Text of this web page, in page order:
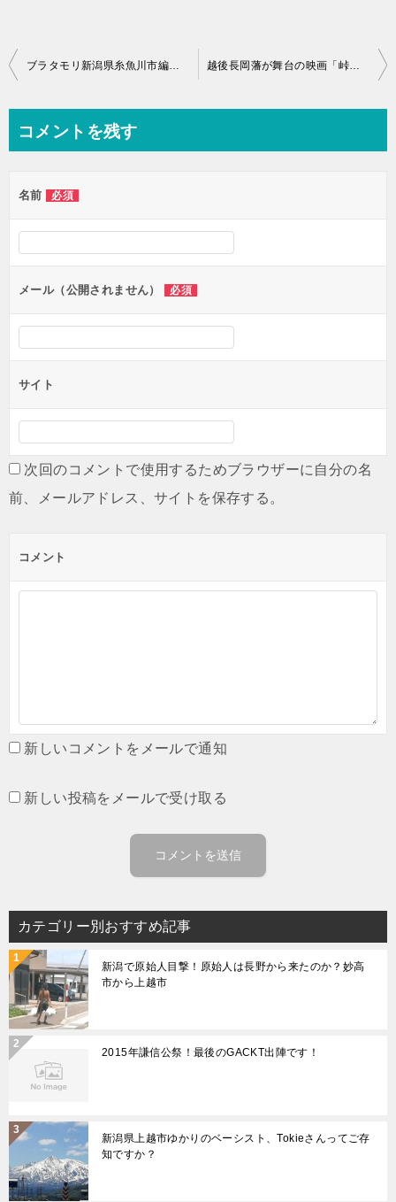
ブラタモリ新潟県糸魚川市編！放送は11月20日と11月27日19時半より！ 越後長岡藩が舞台の映画「峠 最後のサムライ」2022年公開！司馬遼太郎原作
コメントを残す
名前 必須
メール（公開されません） 必須
サイト
次回のコメントで使用するためブラウザーに自分の名
前、メールアドレス、サイトを保存する。
コメント
新しいコメントをメールで通知
新しい投稿をメールで受け取る
カテゴリー別おすすめ記事
新潟で原始人目撃！原始人は長野から来たのか？妙高
市から上越市
2015年謙信公祭！最後のGACKT出陣です！
新潟県上越市ゆかりのベーシスト、Tokieさんってご存
知ですか？